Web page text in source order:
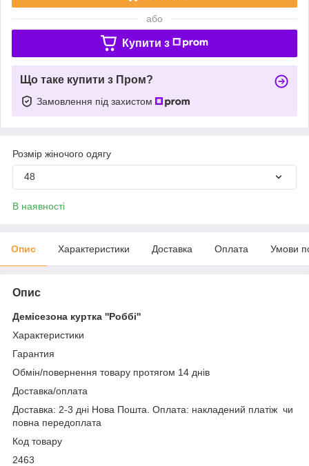
або
Купити з
Що таке купити з Пром?
Замовлення під захистом
Розмір жіночого одягу
48
В наявності
Опис Характеристики Доставка Оплата Умови
Опис
Демісезона куртка ''Роббі''
Характеристики
Гарантия
Обмін/повернення товару протягом 14 днів
Доставка/оплата
Доставка: 2-3 дні Нова Пошта. Оплата: накладений платіж чи
повна передоплата
Код товару
2463